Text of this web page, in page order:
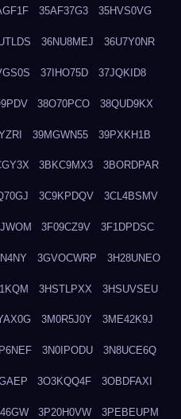
35AF37G3 35HVS0VG
36NU8MEJ 36U7Y0NR
37IHO75D 37JQKID8
38O70PCO 38QUD9KX
39MGWN55 39PXKH1B
3BKC9MX3 3BORDPAR
3C9KPDQV 3CL4BSMV
3F09CZ9V 3F1DPDSC
3GVOCWRP 3H28UNEO
3HSTLPXX 3HSUVSEU
3M0R5J0Y 3ME42K9J
3N0IPODU 3N8UCE6Q
3O3KQQ4F 3OBDFAXI
3P20H0VW 3PEBEUPM